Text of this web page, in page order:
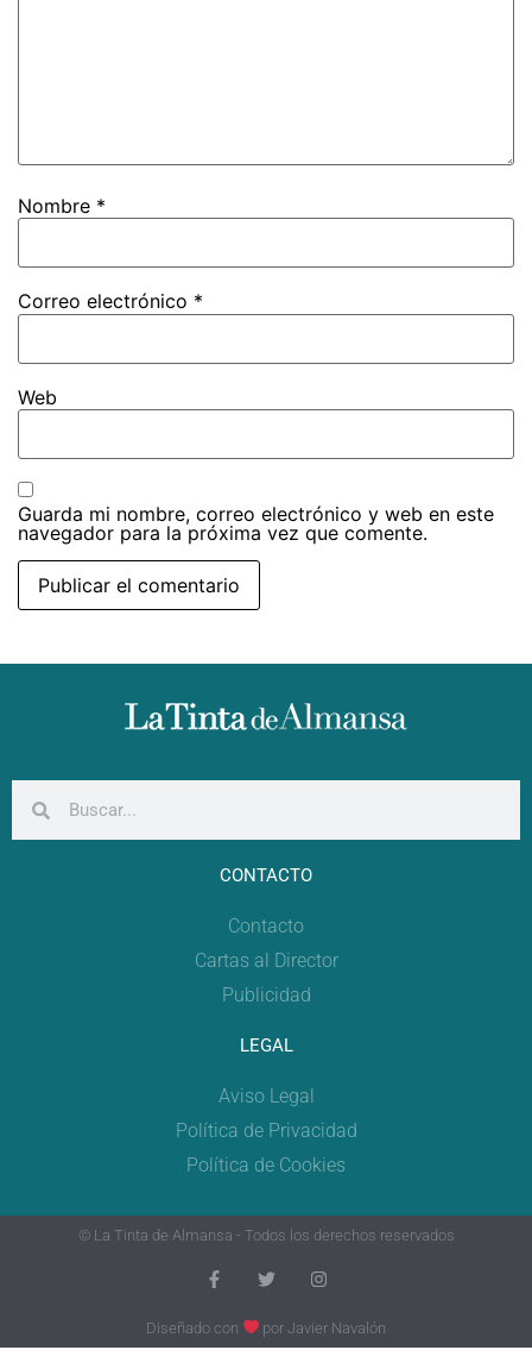
Nombre *
Correo electrónico *
Web
Guarda mi nombre, correo electrónico y web en este
navegador para la próxima vez que comente.
CONTACTO
Contacto
Cartas al Director
Publicidad
LEGAL
Aviso Legal
Política de Privacidad
Política de Cookies
© La Tinta de Almansa - Todos los derechos reservados
Diseñado con porJavier Navalón